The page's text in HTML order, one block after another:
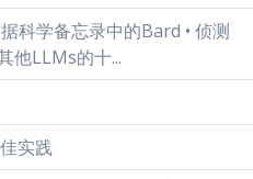
科学备忘录中的Bard • 侦测
他LLMs的十...
实践